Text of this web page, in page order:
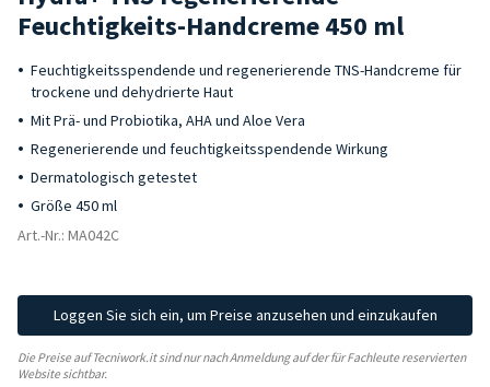
Feuchtigkeits-Handcreme 450 ml
Feuchtigkeitsspendende und regenerierende TNS-Handcreme für
trockene und dehydrierte Haut
Mit Prä- und Probiotika, AHA und Aloe Vera
Regenerierende und feuchtigkeitsspendende Wirkung
Dermatologisch getestet
Größe 450 ml
Art.-Nr.: MA042C
Loggen Sie sich ein, um Preise anzusehen und einzukaufen
Die Preise auf Tecniwork.it sind nur nach Anmeldung auf der für Fachleute reservierten
Website sichtbar.